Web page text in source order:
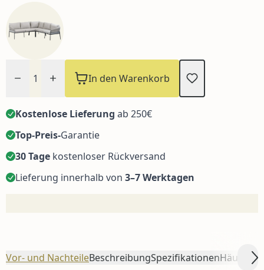
In den Warenkorb
Kostenlose Lieferung ab 250€
Top-Preis-Garantie
30 Tage kostenloser Rückversand
Lieferung innerhalb von 3–7 Werktagen
Beschreibung
Vor- und Nachteile SpezifikationenHäufig